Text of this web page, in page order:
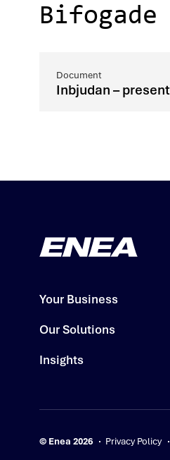
Inbjudan –
Your Business
Our Solutions
Insights
© Enea 2026 Privacy Policy